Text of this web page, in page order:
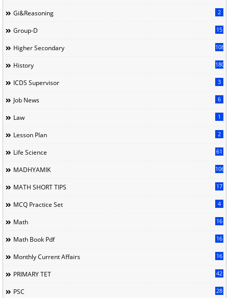
Gi&Reasoning 2
Group-D 15
Higher Secondary 108
History 180
ICDS Supervisor 3
Job News 6
Law 1
Lesson Plan 2
Life Science 61
MADHYAMIK 106
MATH SHORT TIPS 17
MCQ Practice Set 4
Math 16
Math Book Pdf 16
Monthly Current Affairs 16
PRIMARY TET 42
PSC 28